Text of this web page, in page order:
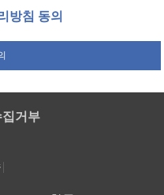
방침 동의
거부
|